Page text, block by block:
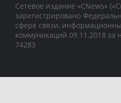
Сетевое издание «CNews»
зарегистрировано
сфере связи,
коммуникаций 09.11.2018
74283